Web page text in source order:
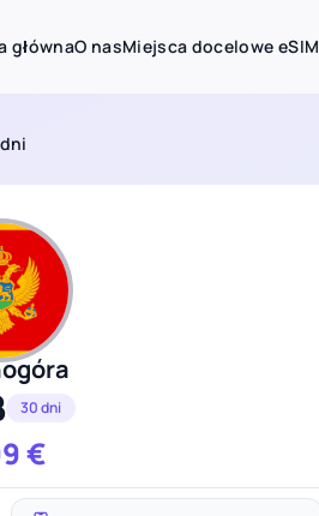
głównaO nasMiejsca docelowe eSIM
30 dni
€